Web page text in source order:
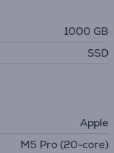
1000 GB
SSD
Apple
M5 Pro (20-core)